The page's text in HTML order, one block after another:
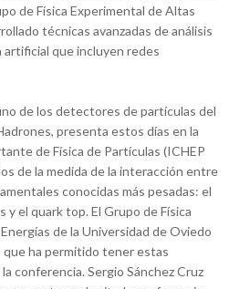
de Física Experimental de Altas
técnicas avanzadas de análisis
que incluyen redes
de los detectores de partículas del
presenta estos días en la
de Física de Partículas (ICHEP
de la medida de la interacción entre
conocidas más pesadas: el
y el quark top. El Grupo de Física
de la Universidad de Oviedo
que ha permitido tener estas
conferencia. Sergio Sánchez Cruz